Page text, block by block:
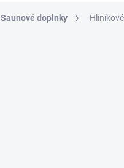
Saunové doplnky